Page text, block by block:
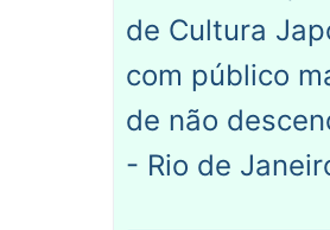
de Cultura
com público
de não
- Rio de